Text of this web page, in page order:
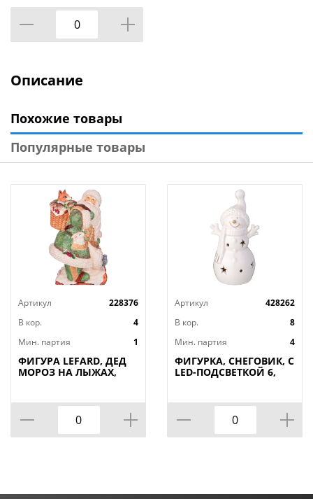
Описание
Похожие товары
Популярные товары
Артикул
228376
В кор.
4
Мин. партия
1
ФИГУРА LEFARD, ДЕД
МОРОЗ НА ЛЫЖАХ,
Артикул
428262
В кор.
8
Мин. партия
4
ФИГУРКА, СНЕГОВИК, С
LED-ПОДСВЕТКОЙ 6,